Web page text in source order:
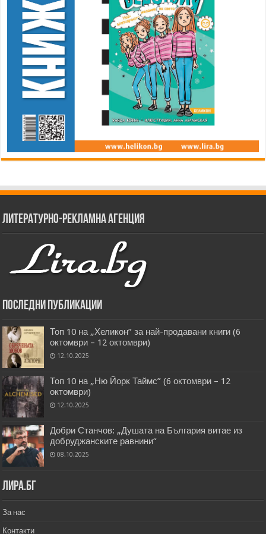
Литературно-рекламна агенция
Последни публикации
Топ 10 на „Хеликон” за най-продавани книги (6
октомври – 12 октомври)
12.10.2025
Топ 10 на „Ню Йорк Таймс” (6 октомври – 12
октомври)
12.10.2025
Добри Станчов: „Душата на България витае из
добруджанските равнини“
08.10.2025
Лира.бг
За нас
Контакти